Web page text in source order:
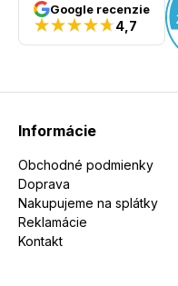
Google recenzie
4,7
Informácie
Obchodné podmienky
Doprava
Nakupujeme na splátky
Reklamácie
Kontakt